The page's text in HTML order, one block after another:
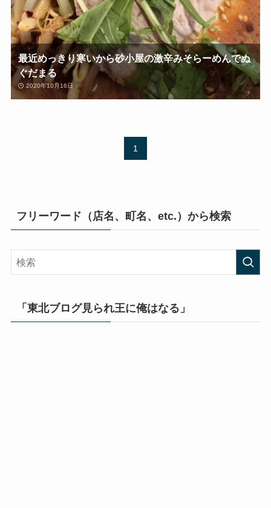
最近めっきり寒いから砂小屋の激辛みそらーめんでぬ
ぐだまる
2020年10月16日
1
フリーワード（店名、町名、etc.）から検索
「東北ブログ見られ王に俺はなる」